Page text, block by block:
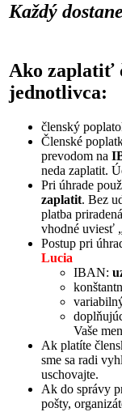
Každý
Ako zaplatiť
jednotlivca:
členský
Členské
prevodom na
neda zaplatit.
Pri úhrade
zaplatit. Bez
platba
vhodné uviesť
Postup pri
Lucia
IBAN:
Vaše
Ak platíte
sme sa radi
uschovajte.
Ak do správy
pošty,